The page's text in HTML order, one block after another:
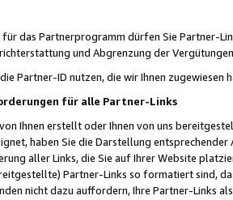
für das Partnerprogramm dürfen Sie Partner-
und Abgrenzung der
Partner-ID nutzen, die wir Ihnen zugewiesen
für alle Partner-Links
Ihnen erstellt oder Ihnen von uns
haben Sie die Darstellung
aller Links, die Sie auf Ihrer Website
Partner-Links so formatiert sind,
nicht dazu auffordern, Ihre Partner-Links